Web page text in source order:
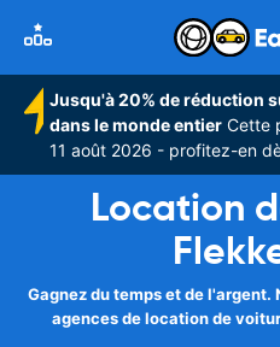
Jusqu'à 20% de réduction
dans le monde entier Cette
11 août 2026 - profitez-en
Location
Gagnez du temps et de
agences de location de